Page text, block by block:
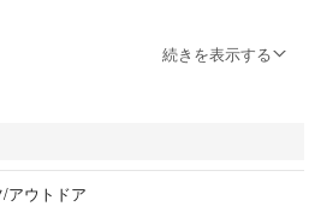
ど乗ることなく、目立った傷もありませ
ので出品しました。
はノーマルのままです。
ていただくと詳細な情報がわかるかと思
続きを表示する
アウトドア